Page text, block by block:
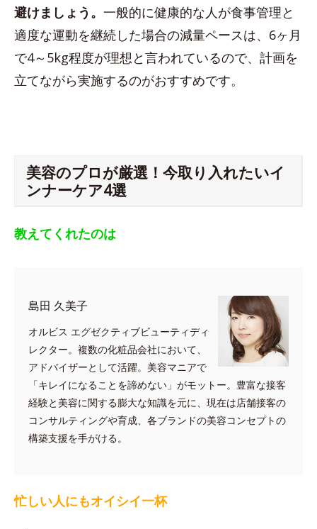
避けましょう。 一般的に健康的な人が食事管理と
適度な運動を継続した場合の減量ペースは、6ヶ月
で4～5kg程度が理想と言われているので、計画を
立てながら実施するのがおすすめです。
美容のプロが厳選！今取り入れたいイ
ンナーケア4選
教えてくれたのは
島田 久美子
オルビス エグゼクティブビューティディ
レクター。複数の化粧品会社において、
アドバイザーとして活躍。美容マニアで
「キレイになることを諦めない」がモットー。豊富な接客
経験と美容に関する膨大な知識を元に、現在は店舗接客の
コンサルティングや育成、各ブランドの美容コンセプトの
構築支援を手がける。
忙しい人にもオイシイ一杯